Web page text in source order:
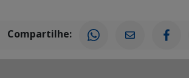
Compartilhe: